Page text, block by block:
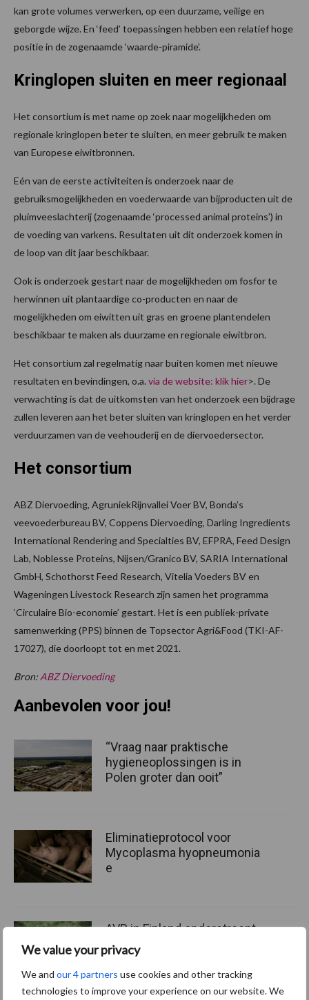
We value your privacy
We and our 4 partners use cookies and other tracking
technologies to improve your experience on our website. We
kan grote volumes verwerken, op een duurzame, veilige en
geborgde wijze. En ‘feed’ toepassingen hebben een relatief hoge
positie in de zogenaamde ‘waarde-piramide’.
Kringlopen sluiten en meer regionaal
Het consortium is met name op zoek naar mogelijkheden om
regionale kringlopen beter te sluiten, en meer gebruik te maken
van Europese eiwitbronnen.
Eén van de eerste activiteiten is onderzoek naar de
gebruiksmogelijkheden en voederwaarde van bijproducten uit de
pluimveeslachterij (zogenaamde ‘processed animal proteins’) in
de voeding van varkens. Resultaten uit dit onderzoek komen in
de loop van dit jaar beschikbaar.
Ook is onderzoek gestart naar de mogelijkheden om fosfor te
herwinnen uit plantaardige co-producten en naar de
mogelijkheden om eiwitten uit gras en groene plantendelen
beschikbaar te maken als duurzame en regionale eiwitbron.
Het consortium zal regelmatig naar buiten komen met nieuwe
resultaten en bevindingen, o.a. via de website: klik hier>. De
verwachting is dat de uitkomsten van het onderzoek een bijdrage
zullen leveren aan het beter sluiten van kringlopen en het verder
verduurzamen van de veehouderij en de diervoedersector.
Het consortium
ABZ Diervoeding, AgruniekRijnvallei Voer BV, Bonda’s
veevoederbureau BV, Coppens Diervoeding, Darling Ingredients
International Rendering and Specialties BV, EFPRA, Feed Design
Lab, Noblesse Proteins, Nijsen/Granico BV, SARIA International
GmbH, Schothorst Feed Research, Vitelia Voeders BV en
Wageningen Livestock Research zijn samen het programma
‘Circulaire Bio-economie’ gestart. Het is een publiek-private
samenwerking (PPS) binnen de Topsector Agri&Food (TKI-AF-
17027), die doorloopt tot en met 2021.
Bron: ABZ Diervoeding
Aanbevolen voor jou!
“Vraag naar praktische
hygieneoplossingen is in
Polen groter dan ooit”
Eliminatieprotocol voor
Mycoplasma hyopneumonia
e
AVP in Finland onderstreept
dat alertheid belangrijk is,
zeker nu